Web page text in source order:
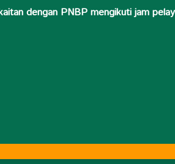
dengan PNBP mengikuti jam